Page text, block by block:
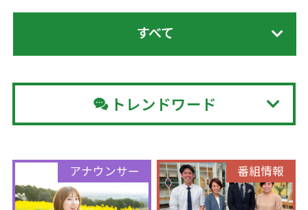
すべて
トレンドワード
アナウンサー 番組情報